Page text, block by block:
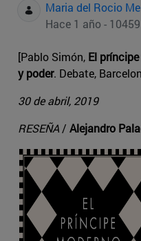
Maria del Rocio
Hace 1 año -
[Pablo Simón, El
y poder. Debate,
30 de abril, 2019
RESEÑA / Alejandro